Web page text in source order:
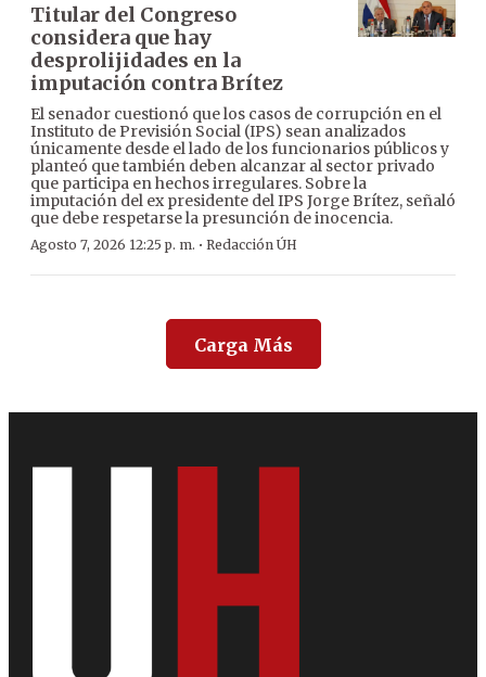
Titular del Congreso
considera que hay
desprolijidades en la
imputación contra Brítez
El senador cuestionó que los casos de corrupción en el
Instituto de Previsión Social (IPS) sean analizados
únicamente desde el lado de los funcionarios públicos y
planteó que también deben alcanzar al sector privado
que participa en hechos irregulares. Sobre la
imputación del ex presidente del IPS Jorge Brítez, señaló
que debe respetarse la presunción de inocencia.
Agosto 7, 2026 12:25 p. m. · Redacción ÚH
Carga Más